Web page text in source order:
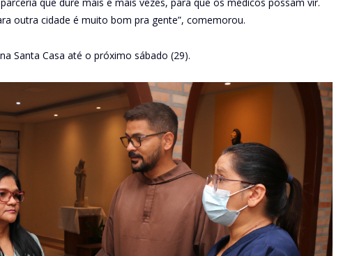
outra cidade é muito bom pra gente”, comemorou.
Santa Casa até o próximo sábado (29).